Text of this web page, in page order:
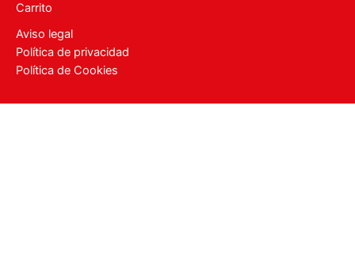
Carrito
Aviso legal
Política de privacidad
Política de Cookies